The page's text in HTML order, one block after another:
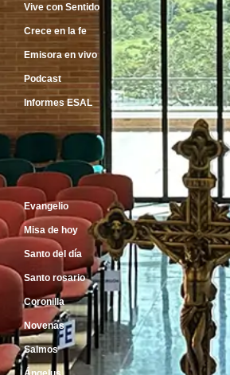
Vive con Sentido
Crece en la fe
Emisora en vivo
Podcast
Informes ESAL
Inicio
Evangelio
Misa de hoy
Santo del día
Santo rosario
Coronilla
Novenas
Salmos